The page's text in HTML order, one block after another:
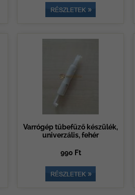
Varrógép tűbefűző készülék,
univerzális, fehér
990 Ft